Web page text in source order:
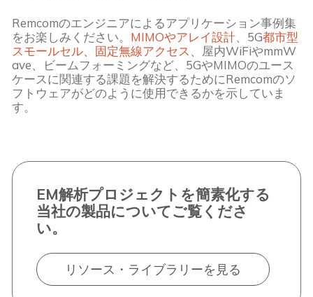
Remcomのエンジニアによるアプリケーション事例集
をお楽しみください。 MIMOやアレイ設計 、5G都市型
スモールセル
固定無線アクセス
、屋内WiFiやmmW
ave、ビームフォーミングなど、5GやMIMOのユース
ケースに関連する課題を解決するためにRemcomのソ
フトウェアがどのように使用できるかを示していま
す。
EM解析プロジェクトを簡素化する
当社の製品についてご覧くださ
い。
リソース・ライブラリーを見る